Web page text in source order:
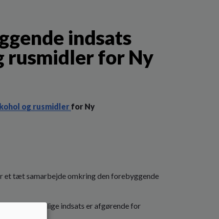
indsats
rusmidler for Ny
og rusmidler for Ny
et tæt samarbejde omkring den forebyggende
og tidlige indsats er afgørende for